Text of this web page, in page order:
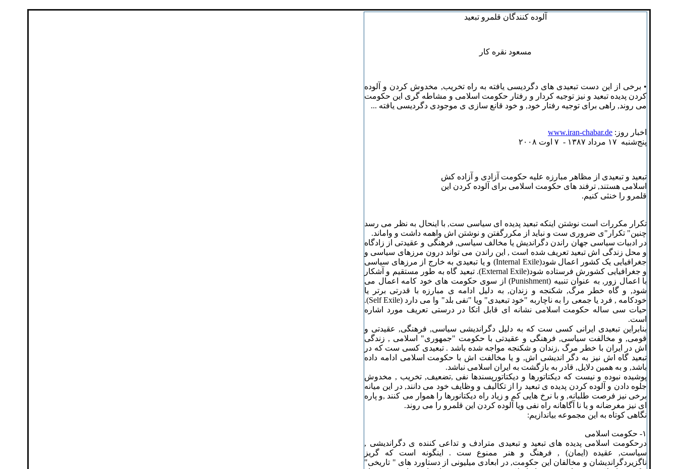
آلوده کنندگان قلمرو تبعید
مسعود نقره کار
• برخی از این دست تبعیدی های دگردیسی یافته به راه تخریب, مخدوش کردن و آلوده
کردن پدیده تبعید و نیز توجیه کردار و رفتار حکومت اسلامی و مشاطه گری این حکومت
می روند, راهی برای توجیه رفتار خود, و خود قانع سازی ی موجودی دگردیسی یافته ...
اخبار روز: www.iran-chabar.de
پنج‌شنبه ۱۷ مرداد ۱٣٨۷ - ۷ اوت ۲۰۰٨
تبعید و تبعیدی از مظاهر مبارزه علیه حکومت آزادی و آزاده کش
اسلامی هستند, ترفند های حکومت اسلامی برای آلوده کردن این
قلمرو را خنثی کنیم.
تکرار مکررات است نوشتن اینکه تبعید پدیده ای سیاسی ست, با اینحال به نظر می رسد
چنین" تکرار"ی ضروری ست و نباید از مکررگفتن و نوشتن اش واهمه داشت و واماند.
در ادبیات سیاسی جهان راندن دگراندیش یا مخالف سیاسی, فرهنگی و عقیدتی از زادگاه
و محل زندگی اش تبعید تعریف شده است , این راندن می تواند درون مرزهای سیاسی و
جغرافیایی یک کشور اعمال شود(Internal Exile) و یا تبعیدی به خارج از مرزهای سیاسی
و جغرافیایی کشورش فرستاده شود(External Exile). تبعید گاه به طور مستقیم و آشکار
با اعمال زور, به عنوان تنبیه (Punishment) از سوی حکومت های خود کامه اعمال می
شود, و گاه خطر مرگ, شکنجه و زندان, به دلیل ادامه ی مبارزه با قدرتی برتر یا
خودکامه , فرد یا جمعی را به ناچاربه "خود تبعیدی" ویا "نفی بلد" وا می دارد (Self Exile).
حیات سی ساله حکومت اسلامی نشانه ای قابل اتکا در درستی تعریف مورد اشاره
است.
بنابراین تبعیدی ایرانی کسی ست که به دلیل دگراندیشی سیاسی, فرهنگی, عقیدتی و
قومی, و مخالفت سیاسی, فرهنگی و عقیدتی با حکومت "جمهوری" اسلامی , زندگی
اش در ایران با خطر مرگ ,زندان و شکنجه مواجه شده باشد . تبعیدی کسی ست که در
تبعید گاه اش نیز به دگر اندیشی اش, و یا مخالفت اش با حکومت اسلامی ادامه داده
باشد, و به همین دلایل, قادر به بازگشت به ایران اسلامی نباشد.
پوشیده نبوده و نیست که دیکتاتورها و دیکتاتورپسندها نفی ,تضعیف, تخریب , مخدوش
جلوه دادن و آلوده کردن پدیده ی تبعید را از تکالیف و وظایف خود می دانند, در این میانه
برخی نیز فرصت طلبانه, و با نرخ هایی کم و زیاد راه دیکتانورها را هموار می کنند ,و پاره
ای نیز مغرضانه و یا نا آگاهانه راه نفی ویا آلوده کردن این قلمرو را می روند.
نگاهی کوتاه به این مجموعه بیاندازیم:
۱- حکومت اسلامی
درحکومت اسلامی پدیده های تبعید و تبعیدی مترادف و تداعی کننده ی دگراندیشی ,
سیاست, عقیده (ایمان) , فرهنگ و هنر ممنوع ست . اینگونه است که گریز
ناگزیردگراندیشان و مخالفان این حکومت, در ابعادی میلیونی از دستاورد های " تاریخی"